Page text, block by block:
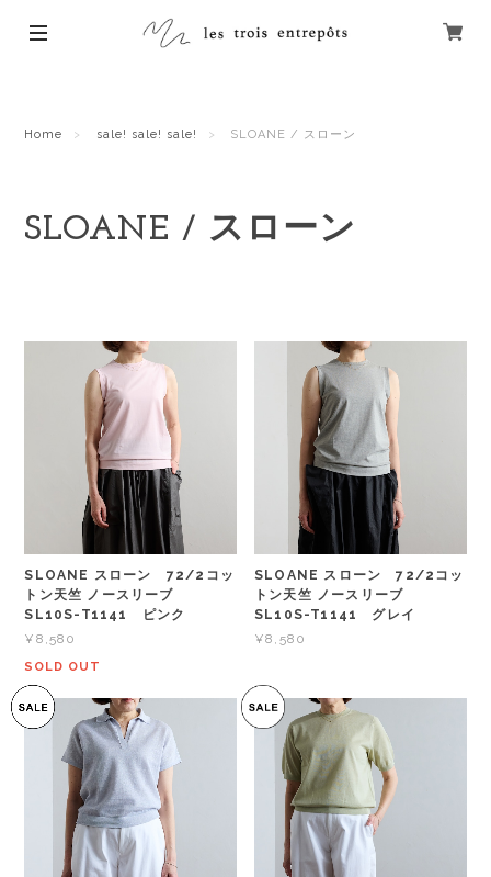
Home sale! sale! sale! SLOANE / スローン
SLOANE / スローン
SLOANE スローン 72/2コッ
トン天竺 ノースリーブ
SL10S-T1141 ピンク
¥8,580
SOLD OUT
SLOANE スローン 72/2コッ
トン天竺 ノースリーブ
SL10S-T1141 グレイ
¥8,580